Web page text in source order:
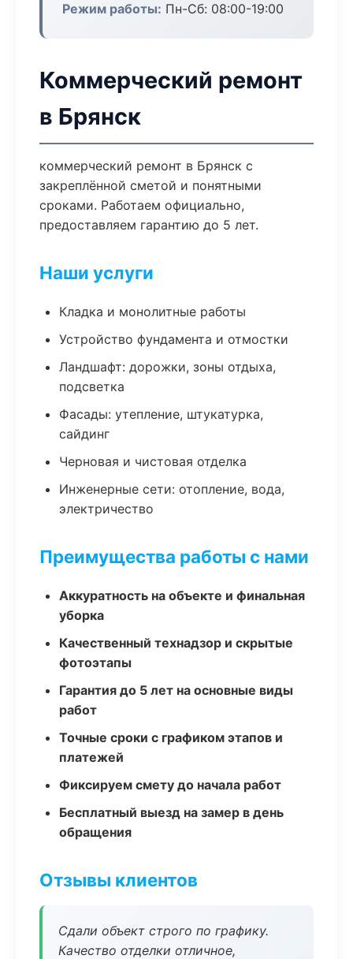
Режим работы: Пн-Сб: 08:00-19:00
Коммерческий ремонт
в Брянск
коммерческий ремонт в Брянск с
закреплённой сметой и понятными
сроками. Работаем официально,
предоставляем гарантию до 5 лет.
Наши услуги
Кладка и монолитные работы
Устройство фундамента и отмостки
Ландшафт: дорожки, зоны отдыха,
подсветка
Фасады: утепление, штукатурка,
сайдинг
Черновая и чистовая отделка
Инженерные сети: отопление, вода,
электричество
Преимущества работы с нами
Аккуратность на объекте и финальная
уборка
Качественный технадзор и скрытые
фотоэтапы
Гарантия до 5 лет на основные виды
работ
Точные сроки с графиком этапов и
платежей
Фиксируем смету до начала работ
Бесплатный выезд на замер в день
обращения
Отзывы клиентов
Сдали объект строго по графику.
Качество отделки отличное,